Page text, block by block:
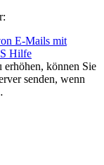
E-Mails mit
Hilfe
können Sie
senden, wenn